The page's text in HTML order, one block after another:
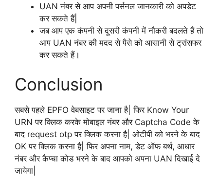
UAN नंबर से आप अपनी पर्सनल जानकारी को अपडेट
कर सकते हैं|
जब आप एक कंपनी से दूसरी कंपनी में नौकरी बदलते हैं तो
आप UAN नंबर की मदद से पैसे को आसानी से ट्रांसफर
कर सकते हैं।
Conclusion
सबसे पहले EPFO वेबसाइट पर जाना है| फिर Know Your
URN पर क्लिक करके मोबाइल नंबर और Captcha Code के
बाद request otp पर क्लिक करना है| ओटीपी को भरने के बाद
OK पर क्लिक करना है| फिर अपना नाम, डेट ऑफ बर्थ, आधार
नंबर और कैप्चा कोड भरने के बाद आपको अपना UAN दिखाई दे
जायेगा|